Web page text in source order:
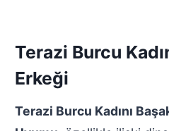
Terazi Burcu
Erkeği
Terazi Burcu Kadını